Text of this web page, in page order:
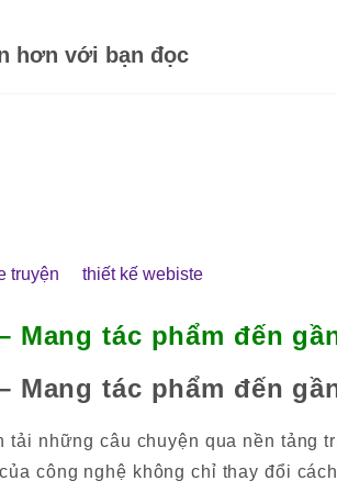
hơn với bạn đọc
truyện thiết kế webiste
Mang tác phẩm đến
Mang tác phẩm đến
những câu chuyện qua nền tảng
công nghệ không chỉ thay đổi